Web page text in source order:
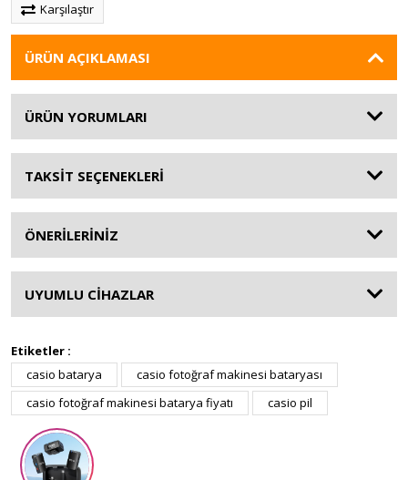
Karşılaştır
ÜRÜN AÇIKLAMASI
ÜRÜN YORUMLARI
TAKSİT SEÇENEKLERİ
ÖNERİLERİNİZ
UYUMLU CİHAZLAR
Etiketler :
casio batarya
casio fotoğraf makinesi bataryası
casio fotoğraf makinesi batarya fiyatı
casio pil